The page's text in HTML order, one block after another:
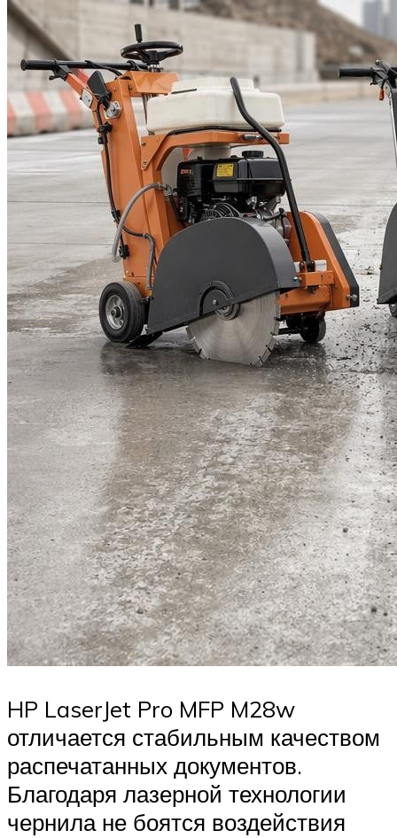
HP LaserJet Pro MFP M28w
отличается стабильным качеством
распечатанных документов.
Благодаря лазерной технологии
чернила не боятся воздействия